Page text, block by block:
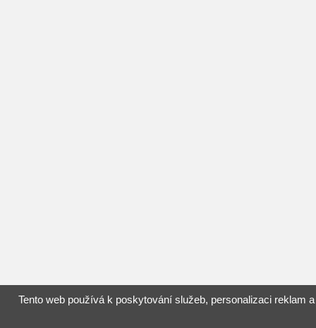
Tento web používá k poskytování služeb, personalizaci reklam